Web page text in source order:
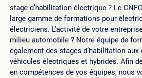
stage d’habilitation électrique ? Le
large gamme de formations pour
électriciens. L’activité de votre
milieu automobile ? Notre équipe de
également des stages d’habilitation
véhicules électriques et hybrides. Afin
en compétences de vos équipes, nous